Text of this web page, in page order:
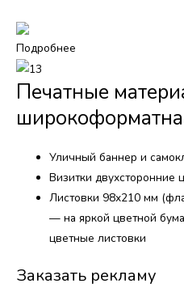
Подробнее
Печатные
Уличный баннер и
Визитки двухсторонние
Листовки 98х210 мм
— на яркой цветной
цветные листовки
Заказать рекламу